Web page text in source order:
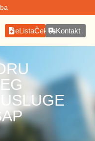
eListaČekanjaKontakt